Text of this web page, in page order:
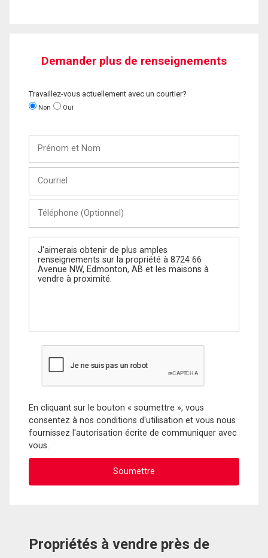
Demander plus de renseignements
Travaillez-vous actuellement avec un courtier?
Non Oui
Nom
(Optionnel)
Message
En cliquant sur le bouton « soumettre », vous
consentez à nos conditions d'utilisation et vous nous
fournissez l'autorisation écrite de communiquer avec
vous.
Propriétés à vendre près de